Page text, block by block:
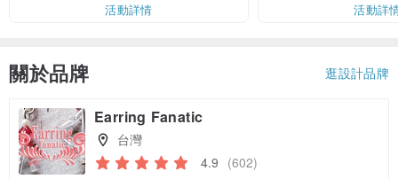
活動詳情
活動詳
關於品牌 逛設計品牌
Earring Fanatic
台灣
4.9 (602)